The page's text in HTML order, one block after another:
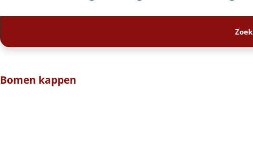
Bomen kappen